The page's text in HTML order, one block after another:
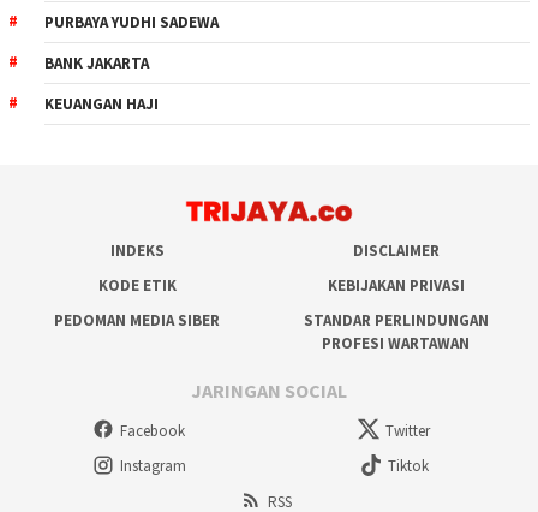
PURBAYA YUDHI SADEWA
BANK JAKARTA
KEUANGAN HAJI
INDEKS
DISCLAIMER
KODE ETIK
KEBIJAKAN PRIVASI
PEDOMAN MEDIA SIBER
STANDAR PERLINDUNGAN
PROFESI WARTAWAN
JARINGAN SOCIAL
Facebook
Twitter
Instagram
Tiktok
RSS